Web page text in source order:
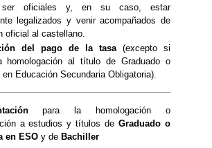
ser oficiales y, en su caso, estar
legalizados y venir acompañados de
oficial al castellano.
del pago de la tasa (excepto si
homologación al título de Graduado o
en Educación Secundaria Obligatoria).
para la homologación o
a estudios y títulos de Graduado o
en ESO y de Bachiller